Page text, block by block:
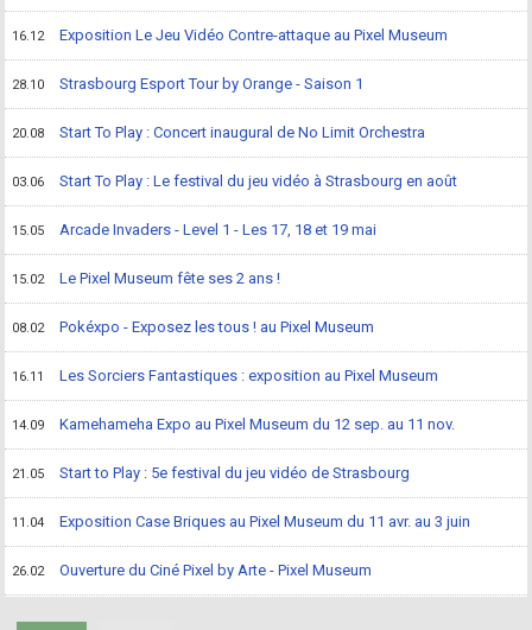
16.12 Exposition Le Jeu Vidéo Contre-attaque au Pixel Museum
28.10 Strasbourg Esport Tour by Orange - Saison 1
20.08 Start To Play : Concert inaugural de No Limit Orchestra
03.06 Start To Play : Le festival du jeu vidéo à Strasbourg en août
15.05 Arcade Invaders - Level 1 - Les 17, 18 et 19 mai
15.02 Le Pixel Museum fête ses 2 ans !
08.02 Pokéxpo - Exposez les tous ! au Pixel Museum
16.11 Les Sorciers Fantastiques : exposition au Pixel Museum
14.09 Kamehameha Expo au Pixel Museum du 12 sep. au 11 nov.
21.05 Start to Play : 5e festival du jeu vidéo de Strasbourg
11.04 Exposition Case Briques au Pixel Museum du 11 avr. au 3 juin
26.02 Ouverture du Ciné Pixel by Arte - Pixel Museum